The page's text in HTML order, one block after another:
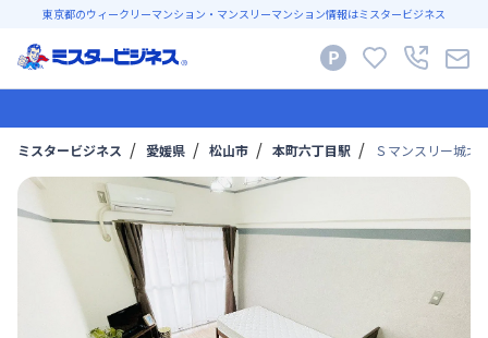
東京都のウィークリーマンション・マンスリーマンション情報はミスタービジネス
ミスタービジネス 愛媛県 松山市 本町六丁目駅 Ｓマンスリー城